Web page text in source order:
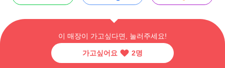
이 매장이 가고싶다면, 눌러주세요!
가고싶어요 2명